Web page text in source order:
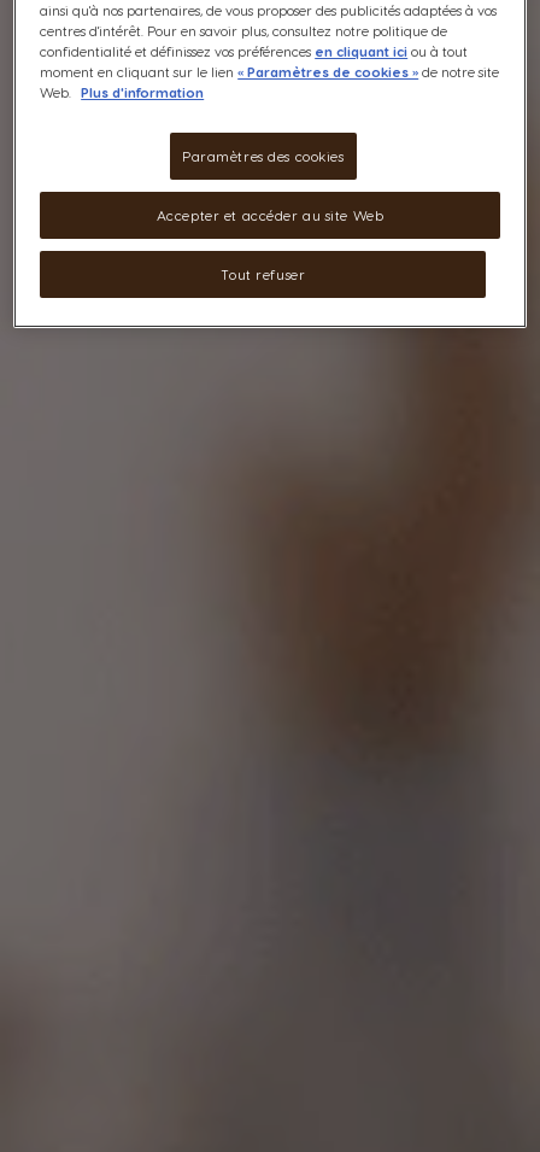
ainsi qu'à nos partenaires, de vous proposer des publicités adaptées à vos
centres d'intérêt. Pour en savoir plus, consultez notre politique de
confidentialité et définissez vos préférences en cliquant ici ou à tout
moment en cliquant sur le lien« Paramètres de cookies » de notre site
Web.
Plus d'information
Paramètres des cookies
Tout refuser
Accepter et accéder au site Web